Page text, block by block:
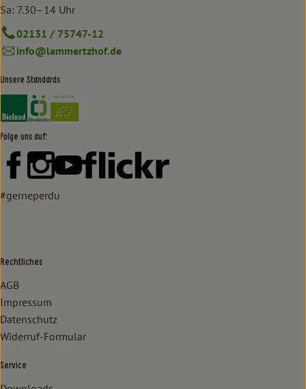
Sa: 7.30–14 Uhr
02131 / 75747-12
info@lammertzhof.de
Unsere Standards
Externer Link zu https://www.bioland.de/verbraucher
Externer Link zu https://www.oekokiste.de/
Folge uns auf:
Externer Link zu https://www.facebook.com/lammertzhof/
Externer Link zu https://www.instagram.com/
Externer Link zu https://www.youtube.com/
Externer Link zu https://
#gerneperdu
Rechtliches
AGB
Impressum
Datenschutz
Widerruf-Formular
Service